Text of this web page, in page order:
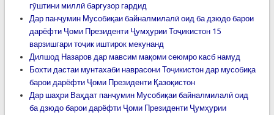
гӯштини миллӣ баргузор гардид
Дар панҷумин Мусобиқаи байналмилалӣ оид ба дзюдо барои
дарёфти Ҷоми Президенти Ҷумҳурии Тоҷикистон 15
варзишгари тоҷик иштирок мекунанд
Дилшод Назаров дар мавсим мақоми сеюмро касб намуд
Бохти дастаи мунтахаби наврасони Тоҷикистон дар мусобиқа
барои дарёфти Ҷоми Президенти Қазоқистон
Дар шаҳри Ваҳдат панҷумин Мусобиқаи байналмилалӣ оид
ба дзюдо барои дарёфти Ҷоми Президенти Ҷумҳурии